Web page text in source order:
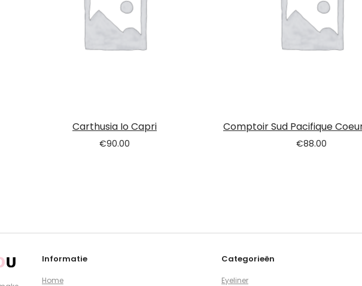
Carthusia Io Capri
€90.00
Comptoir Sud Pacifique
€88.00
Informatie
Home
Categorieën
Eyeliner